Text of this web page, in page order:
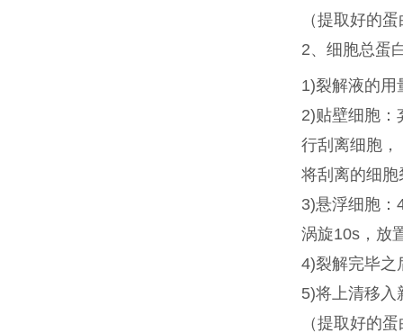
（提取好的
2、细胞总蛋
1)裂解液的用
2)贴壁细胞：
行刮离细胞，
将刮离的细
3)悬浮细胞：
涡旋10s，放
4)裂解完毕之
5)将上清移入
（提取好的